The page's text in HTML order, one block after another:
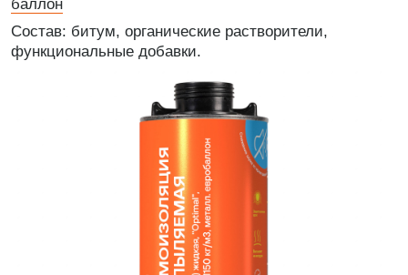
баллон
Состав: битум, органические растворители,
функциональные добавки.